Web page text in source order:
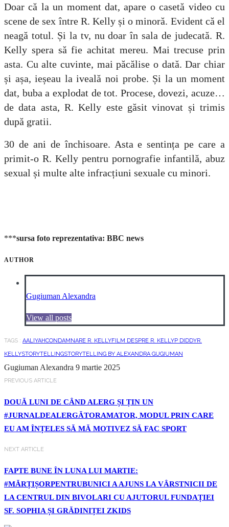
Doar că la un moment dat, apare o casetă video cu
scene de sex între R. Kelly și o minoră. Evident că el
neagă totul. Și la tv, nu doar în sala de judecată. R.
Kelly spera să fie achitat mereu. Mai trecuse prin
asta. Cu alte cuvinte, mai păcălise o dată. Dar chiar
și așa, ieșeau la iveală noi probe. Și la un moment
dat, buba a explodat de tot. Procese, dovezi, acuze…
de data asta, R. Kelly este găsit vinovat și trimis
după gratii.
30 de ani de închisoare. Asta e sentința pe care a
primit-o R. Kelly pentru pornografie infantilă, abuz
sexual și multe alte infracțiuni sexuale cu minori.
***sursa foto reprezentativa: BBC news
AUTHOR
Gugiuman Alexandra
View all posts
TAGS : AALIYAHCONDAMNARE R. KELLYFILM DESPRE R. KELLYP DIDDYR.
KELLYSTORYTELLINGSTORYTELLING BY ALEXANDRA GUGIUMAN
Gugiuman Alexandra 9 martie 2025
PREVIOUS ARTICLE
DOUĂ LUNI DE CÂND ALERG ȘI ȚIN UN
#JURNALDEALERGĂTORAMATOR, MODUL PRIN CARE
EU AM ÎNȚELES SĂ MĂ MOTIVEZ SĂ FAC SPORT
NEXT ARTICLE
FAPTE BUNE ÎN LUNA LUI MARTIE:
#MĂRȚIȘORPENTRUBUNICI A AJUNS LA VÂRSTNICII DE
LA CENTRUL DIN BIVOLARI CU AJUTORUL FUNDAȚIEI
SF. SOPHIA ȘI GRĂDINIȚEI ZKIDS